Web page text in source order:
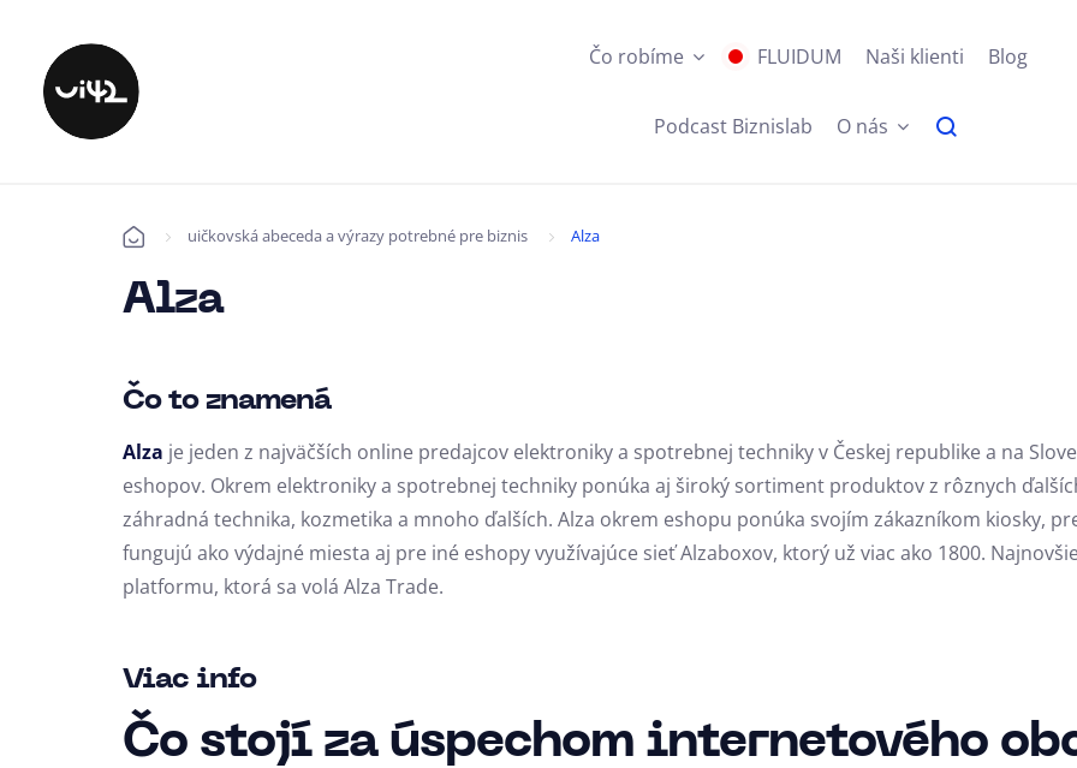
Čo robíme FLUIDUM Naši klienti Blog
Podcast Biznislab O nás
Úvod uičkovská abeceda a výrazy potrebné pre biznis Alza
Alza
Čo to znamená
Alza je jeden z najväčších online predajcov elektroniky a spotrebnej techniky v Českej republike a na
eshopov. Okrem elektroniky a spotrebnej techniky ponúka aj široký sortiment produktov z rôznych
záhradná technika, kozmetika a mnoho ďalších. Alza okrem eshopu ponúka svojím zákazníkom kiosky,
fungujú ako výdajné miesta aj pre iné eshopy využívajúce sieť Alzaboxov, ktorý už viac ako 1800.
platformu, ktorá sa volá Alza Trade.
Viac info
Čo stojí za úspechom internetového